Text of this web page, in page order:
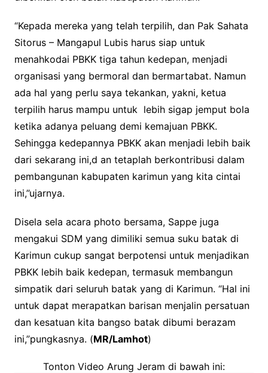
“Kepada mereka yang telah terpilih, dan Pak Sahata
Sitorus – Mangapul Lubis harus siap untuk
menahkodai PBKK tiga tahun kedepan, menjadi
organisasi yang bermoral dan bermartabat. Namun
ada hal yang perlu saya tekankan, yakni, ketua
terpilih harus mampu untuk lebih sigap jemput bola
ketika adanya peluang demi kemajuan PBKK.
Sehingga kedepannya PBKK akan menjadi lebih baik
dari sekarang ini,d an tetaplah berkontribusi dalam
pembangunan kabupaten karimun yang kita cintai
ini,”ujarnya.
Disela sela acara photo bersama, Sappe juga
mengakui SDM yang dimiliki semua suku batak di
Karimun cukup sangat berpotensi untuk menjadikan
PBKK lebih baik kedepan, termasuk membangun
simpatik dari seluruh batak yang di Karimun. “Hal ini
untuk dapat merapatkan barisan menjalin persatuan
dan kesatuan kita bangso batak dibumi berazam
ini,”pungkasnya. (MR/Lamhot)
Tonton Video Arung Jeram di bawah ini: